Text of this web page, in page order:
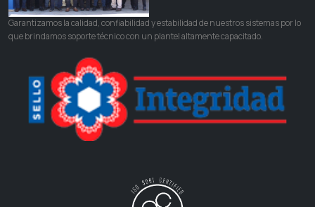
Garantizamos la calidad, confiabilidad y estabilidad de nuestros sistemas por lo
que brindamos soporte técnico con un plantel altamente capacitado.